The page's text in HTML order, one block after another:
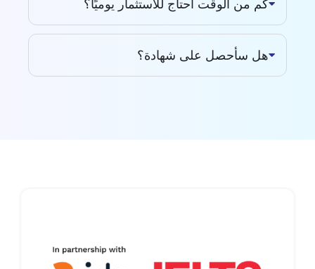
كم من الوقت أحتاج للاستثمار يوميًا؟
هل سأحصل على شهادة؟